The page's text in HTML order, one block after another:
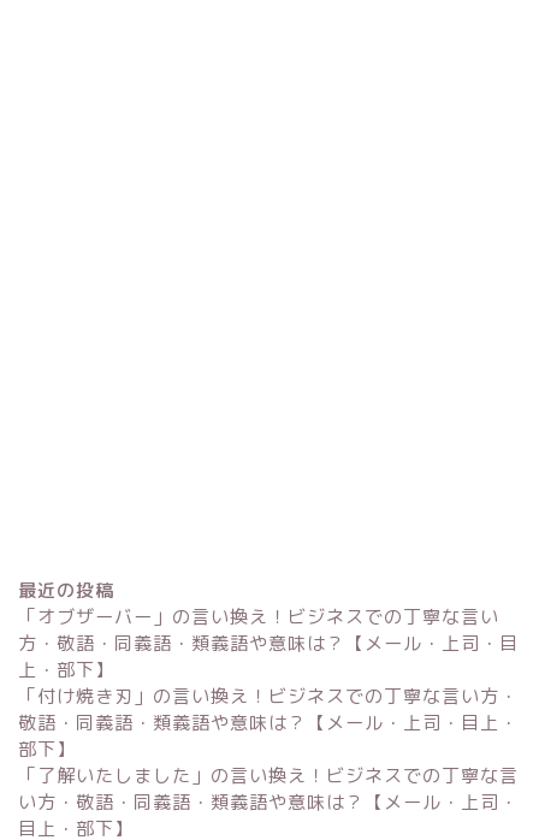
最近の投稿
「オブザーバー」の言い換え！ビジネスでの丁寧な言い
方・敬語・同義語・類義語や意味は？【メール・上司・目
上・部下】
「付け焼き刃」の言い換え！ビジネスでの丁寧な言い方・
敬語・同義語・類義語や意味は？【メール・上司・目上・
部下】
「了解いたしました」の言い換え！ビジネスでの丁寧な言
い方・敬語・同義語・類義語や意味は？【メール・上司・
目上・部下】
Excel
単位変換・換算